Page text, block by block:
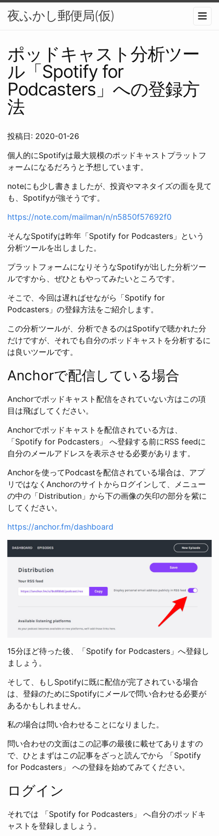
夜ふかし郵便局(仮) メニ
ポッドキャスト分析ツー
ル「Spotify for
Podcasters」への登録方
法
投稿日: 2020-01-26
個人的にSpotifyは最大規模のポッドキャストプラットフ
ォームになるだろうと予想しています。
noteにも少し書きましたが、投資やマネタイズの面を見て
も、Spotifyが強そうです。
https://note.com/mailman/n/n5850f57692f0
そんなSpotifyは昨年「Spotify for Podcasters」という
分析ツールを出しました。
プラットフォームになりそうなSpotifyが出した分析ツー
ルですから、ぜひともやってみたいところです。
そこで、今回は遅ればせながら「Spotify for
Podcasters」の登録方法をご紹介します。
この分析ツールが、分析できるのはSpotifyで聴かれた分
だけですが、それでも自分のポッドキャストを分析するに
は良いツールです。
Anchorで配信している場合
Anchorでポッドキャスト配信をされていない方はこの項
目は飛ばしてください。
Anchorでポッドキャストを配信されている方は、
「Spotify for Podcasters」 へ登録する前にRSS feedに
自分のメールアドレスを表示させる必要があります。
Anchorを使ってPodcastを配信されている場合は、アプ
リではなくAnchorのサイトからログインして、メニュー
の中の「Distribution」から下の画像の矢印の部分を紫に
してください。
https://anchor.fm/dashboard
15分ほど待った後、「Spotify for Podcasters」へ登録し
ましょう。
そして、もしSpotifyに既に配信が完了されている場合
は、登録のためにSpotifyにメールで問い合わせる必要が
あるかもしれません。
私の場合は問い合わせることになりました。
問い合わせの文面はこの記事の最後に載せてありますの
で、ひとまずはこの記事をざっと読んでから 「Spotify
for Podcasters」 への登録を始めてみてください。
ログイン
それでは 「Spotify for Podcasters」 へ自分のポッドキ
ャストを登録しましょう。